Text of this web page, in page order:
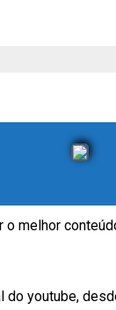
melhor
youtube,